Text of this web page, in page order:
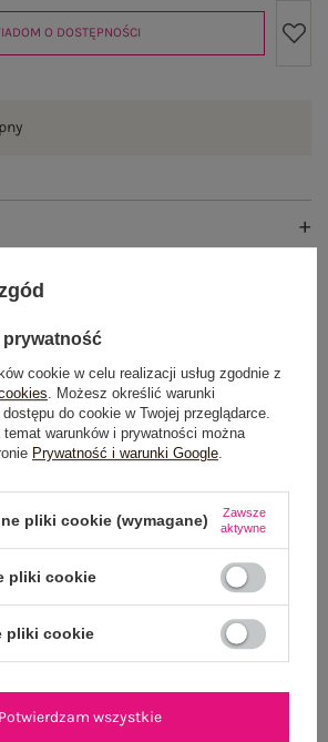
O DOSTĘPNOŚCI
ZE STYLIZACJI
prywatność
cookie w celu realizacji usług zgodnie z
. Możesz określić warunki
do cookie w Twojej przeglądarce.
warunków i prywatności można
Prywatność i warunki Google.
pliki cookie (wymagane)
Zawsze
aktywne
pliki cookie
pliki cookie
Potwierdzam wszystkie